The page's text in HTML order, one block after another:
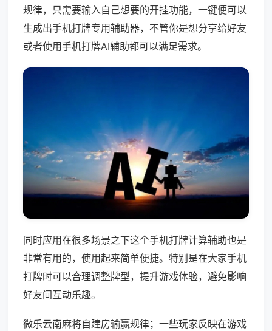
规律，只需要输入自己想要的开挂功能，一键便可以
生成出手机打牌专用辅助器，不管你是想分享给好友
或者使用手机打牌AI辅助都可以满足需求。
同时应用在很多场景之下这个手机打牌计算辅助也是
非常有用的，使用起来简单便捷。特别是在大家手机
打牌时可以合理调整牌型，提升游戏体验，避免影响
好友间互动乐趣。
微乐云南麻将自建房输赢规律；一些玩家反映在游戏